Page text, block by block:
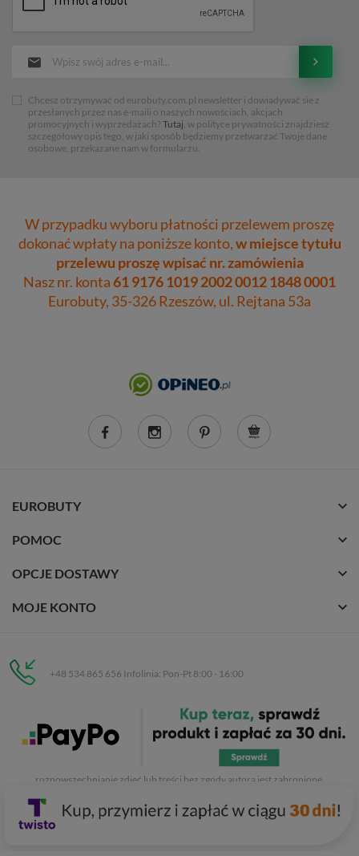
Chcesz otrzymywać od eurobuty.com.pl newsletter i dowiadywać sie z
przesłanych przez nas e-maili o naszych nowościach, akcjach
promocyjnych i wyprzedażach? Tutaj, w polityce prywatności znajdziesz
szczegółowy opis tego, w jaki sposób będziemy przetwarzać Twoje dane
osobowe, przekazane nam w formularzu.
W przypadku wyboru płatności przelewem proszę
dokonać wpłaty na poniższe konto,w miejsce tytułu
przelewu proszę wpisać nr. zamówienia
Nasz nr. konta61 9176 1019 2002 0012 1848 0001
Eurobuty, 35-326 Rzeszów, ul. Rejtana 53a
EUROBUTY
POMOC
OPCJE DOSTAWY
MOJE KONTO
+48 534 865 656 Infolinia: Pon-Pt 8:00 - 16:00
C.H. Respan, Rejtana 53a/250
35-326 Rzeszów
. Kopiowanie, przetwarzanie,
rozpowszechnianie zdjęć lub treści bez zgody autora jest zabronione.